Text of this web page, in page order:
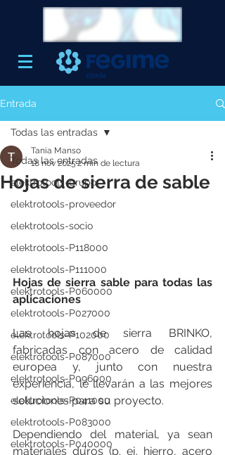
Entrada
Todas las entradas
elektrotools-grupo
elektrotools-proveedor
elektrotools-socio
elektrotools-P118000
elektrotools-P111000
elektrotools-P060000
elektrotools-P027000
elektrotools-P102000
elektrotools-P087000
elektrotools-P096000
elektrotools-P041000
elektrotools-P083000
elektrotools-P040000
Todas las entradas
Hojas de sierra de sable
Tania Manso
18 nov 20252 min de lectura
Hojas de sierra sable para todas las
aplicaciones
Las hojas de sierra BRINKO,
fabricadas con acero de calidad
europea y, junto con nuestra
experiencia, le llevarán a las mejores
soluciones para su proyecto.
Dependiendo del material, ya sean
materiales duros (p. ej. hierro, acero